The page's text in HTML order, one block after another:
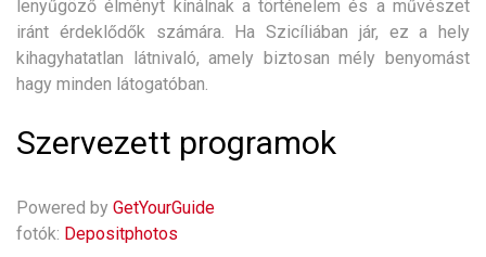
lenyűgöző élményt kínálnak a történelem és a művészet
iránt érdeklődők számára. Ha Szicíliában jár, ez a hely
kihagyhatatlan látnivaló, amely biztosan mély benyomást
hagy minden látogatóban.
Szervezett programok
Powered by GetYourGuide
fotók: Depositphotos